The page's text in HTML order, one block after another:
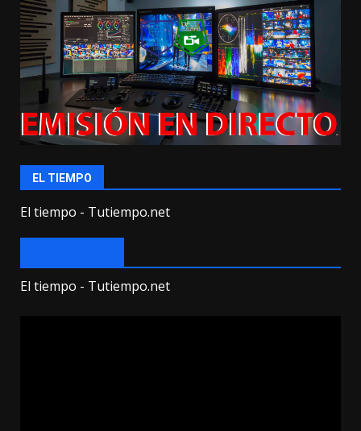
EL TIEMPO
El tiempo - Tutiempo.net
El tiempo - Tutiempo.net